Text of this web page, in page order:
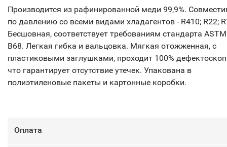
Производится из рафинированной меди 99,9%.
по давлению со всеми видами хладагентов - R410; R22;
Бесшовная, соответствует требованиям стандарта ASTM
B68. Легкая гибка и вальцовка. Мягкая отожженная, с
пластиковыми заглушками, проходит 100%
что гарантирует отсутствие утечек. Упакована в
полиэтиленовые пакеты и картонные коробки.
Оплата